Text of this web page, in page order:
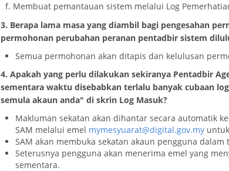
f. Membuat pemantauan sistem melalui Log
3. Berapa lama masa yang diambil bagi pengesahan
permohonan perubahan peranan pentadbir sistem
Semua permohonan akan ditapis dan kelulusan
4. Apakah yang perlu dilakukan sekiranya Pentadbir
sementara waktu disebabkan terlalu banyak cubaan
semula akaun anda" di skrin Log Masuk?
Makluman sekatan akan dihantar secara automatik
SAM melalui emel mymesyuarat@digital.gov.my
SAM akan membuka sekatan akaun pengguna
Seterusnya pengguna akan menerima emel yang
sementara.